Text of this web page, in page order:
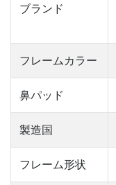
ブランド
フレームカラー
鼻パッド
製造国
フレーム形状